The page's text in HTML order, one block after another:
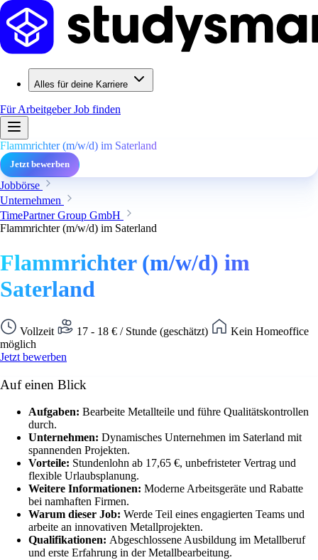
Alles für deine Karriere
Für ArbeitgeberJob finden
Flammrichter (m/w/d) im Saterland
Jetzt bewerben
Jobbörse
Unternehmen
TimePartner Group GmbH
Flammrichter (m/w/d) im Saterland
Flammrichter (m/w/d) im
Saterland
Vollzeit 17 - 18 € / Stunde (geschätzt)
Kein Homeoffice
möglich
Jetzt bewerben
Auf einen Blick
Aufgaben: Bearbeite Metallteile und führe Qualitätskontrollen
durch.
Unternehmen: Dynamisches Unternehmen im Saterland mit
spannenden Projekten.
Vorteile: Stundenlohn ab 17,65 €, unbefristeter Vertrag und
flexible Urlaubsplanung.
Weitere Informationen: Moderne Arbeitsgeräte und Rabatte
bei namhaften Firmen.
Warum dieser Job: Werde Teil eines engagierten Teams und
arbeite an innovativen Metallprojekten.
Qualifikationen: Abgeschlossene Ausbildung im Metallberuf
und erste Erfahrung in der Metallbearbeitung.